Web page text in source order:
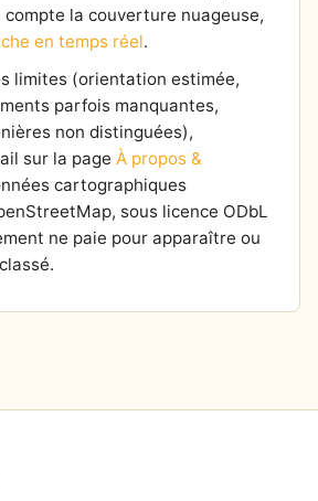
compte la couverture nuageuse,
en temps réel.
limites (orientation estimée,
parfois manquantes,
non distinguées),
sur la page À propos &
cartographiques
sous licence ODbL
ne paie pour apparaître ou